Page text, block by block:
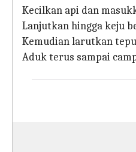
Kecilkan api dan
Lanjutkan hingga keju
Kemudian larutkan
Aduk terus sampai